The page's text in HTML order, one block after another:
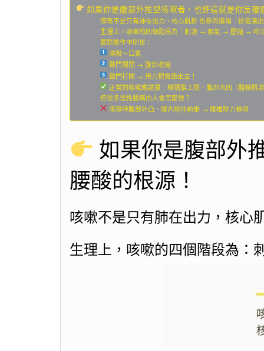
如果你是腹部外推型咳嗽者，也許這就是你反覆
咳嗽不是只有肺在出力，核心肌群 也參與這場「排氣演
生理上，咳嗽的四個階段為：刺激 → 吸氣 → 壓縮 → 呼
實際動作中則是：
深吸一口氣
聲門關閉 → 腹部收縮
聲門打開 → 用力把氣衝出去！
正常的咳嗽應該是：橫隔膜上提 + 腹部內凹（腹橫肌
但很多慢性腰痛的人會怎麼做？
咳嗽時腹部外凸、腹內壓往前衝 → 腰椎壓力暴增
如果你是腹部外
腰酸的根源！
咳嗽不是只有肺在出力，核心
生理上，咳嗽的四個階段為